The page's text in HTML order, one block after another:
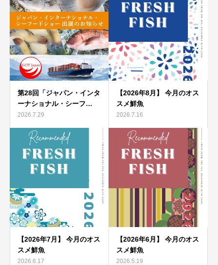
第28回「ジャパン・インタ
ーナショナル・シーフ…
2026.7.29
【2026年8月】 今月のオス
スメ鮮魚
2026.7.16
【2026年7月】 今月のオス
スメ鮮魚
2026.6.17
【2026年6月】 今月のオス
スメ鮮魚
2026.5.19